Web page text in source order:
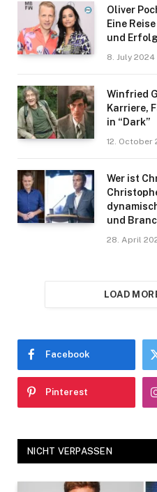
Oliver
Eine
und
8. July 2024
Winfried
Karriere,
in “Dark”
12. October
Wer ist
und
28. April
LOAD
Facebook
Pinterest
NICHT VERPASSEN